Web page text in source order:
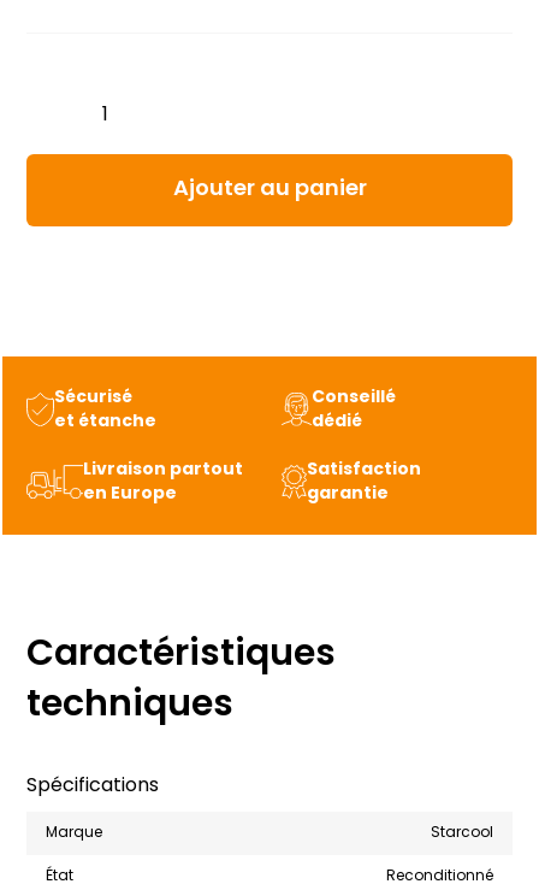
Sécurisé
et étanche
Conseillé
dédié
Livraison partout
en Europe
Satisfaction
garantie
Caractéristiques
techniques
Spécifications
Marque
Starcool
État
Reconditionné
Pupitre
conteneur
Ajouter au panier